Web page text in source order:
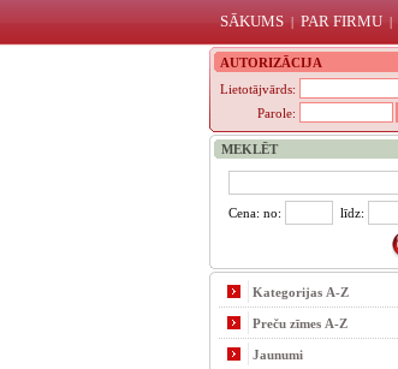
SĀKUMS | PAR FIRMU|
AUTORIZĀCIJA
Lietotājvārds:
Parole:
MEKLĒT
Cena: no: līdz:
Kategorijas A-Z
Preču zīmes A-Z
Jaunumi